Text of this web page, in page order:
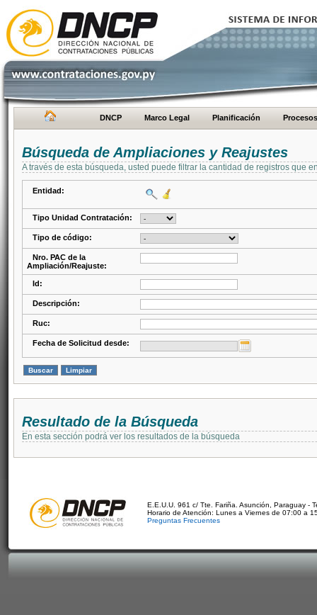
DNCP Marco Legal Planificación Procesos
Búsqueda de Ampliaciones y Reajustes
A través de esta búsqueda, usted puede filtrar la cantidad de registros que
Entidad:
Tipo Unidad Contratación:
Tipo de código:
Nro. PAC de la
Ampliación/Reajuste:
Id:
Descripción:
Ruc:
Fecha de Solicitud desde:
Resultado de la Búsqueda
En esta sección podrá ver los resultados de la búsqueda
E.E.U.U. 961 c/ Tte. Fariña. Asunción, Paraguay -
Horario de Atención: Lunes a Viernes de 07:00 a
Preguntas Frecuentes